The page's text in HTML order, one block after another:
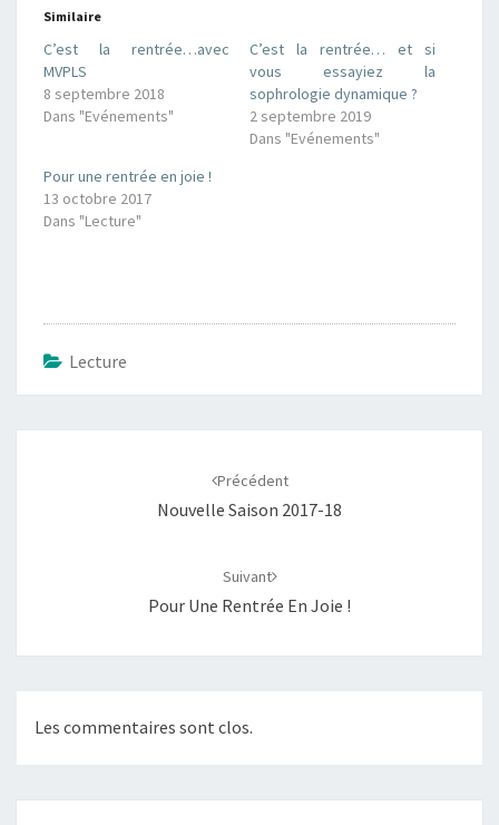
Similaire
C’est la rentrée…avec
MVPLS
8 septembre 2018
Dans "Evénements"
C’est la rentrée… et si
vous essayiez la
sophrologie dynamique ?
2 septembre 2019
Dans "Evénements"
Pour une rentrée en joie !
13 octobre 2017
Dans "Lecture"
Lecture
Précédent
Nouvelle Saison 2017-18
Suivant
Pour Une Rentrée En Joie !
Les commentaires sont clos.